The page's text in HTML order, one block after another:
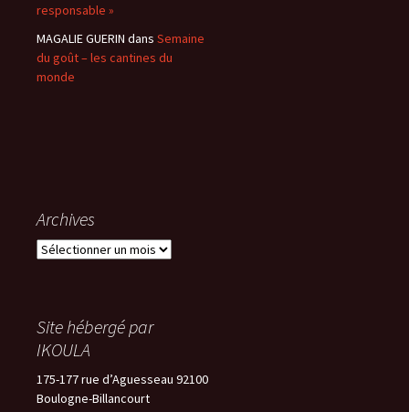
responsable »
MAGALIE GUERIN dans Semaine
du goût – les cantines du
monde
Archives
Archives
Site hébergé par
IKOULA
175-177 rue d’Aguesseau 92100
Boulogne-Billancourt